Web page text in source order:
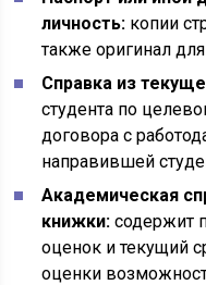
личность: копии
также оригинал
Справка из
студента по
договора с
направившей
Академическая
книжки: содержит
оценок и текущий
оценки